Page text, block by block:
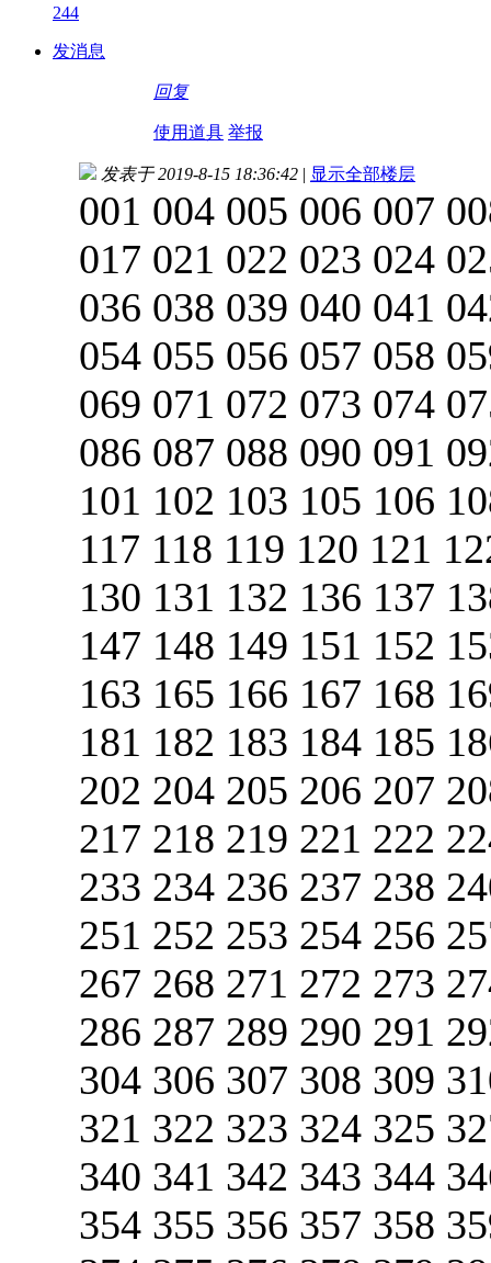
244
发消息
回复
使用道具 举报
发表于 2019-8-15 18:36:42 | 显示全部楼层
001 004 005 006 007
017 021 022 023 024
036 038 039 040 041
054 055 056 057 058
069 071 072 073 074
086 087 088 090 091
101 102 103 105 106
117 118 119 120 121
130 131 132 136 137
147 148 149 151 152
163 165 166 167 168
181 182 183 184 185
202 204 205 206 207
217 218 219 221 222
233 234 236 237 238
251 252 253 254 256
267 268 271 272 273
286 287 289 290 291
304 306 307 308 309
321 322 323 324 325
340 341 342 343 344
354 355 356 357 358